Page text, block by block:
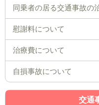
同乗者の居る交通事故の
慰謝料について
治療費について
自損事故について
交通